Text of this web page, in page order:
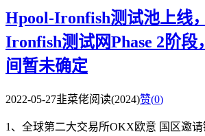
Hpool-Ironfish测试池上线
Ironfish测试网Phase 2阶段
间暂未确定
2022-05-27韭菜佬阅读(2024)赞(0)
1、全球第二大交易所OKX欧意 国区邀请